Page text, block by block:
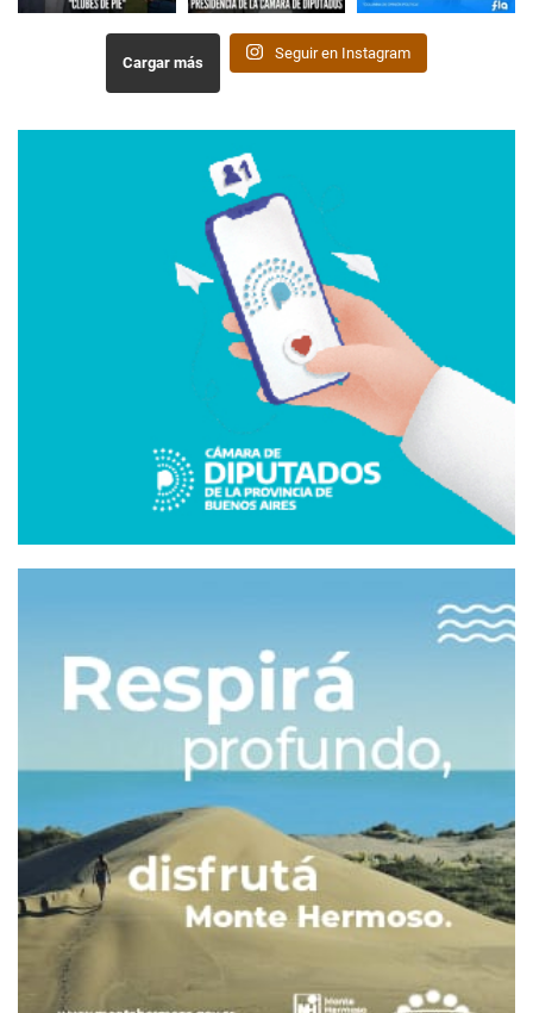
Cargar más
Seguir en Instagram